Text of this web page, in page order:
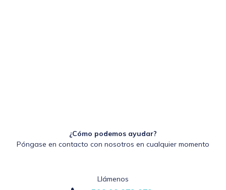
¿Cómo podemos ayudar?
Póngase en contacto con nosotros en cualquier momento
Llámenos